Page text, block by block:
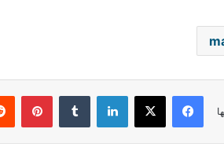
فيسبوك ‫X لينكدإن